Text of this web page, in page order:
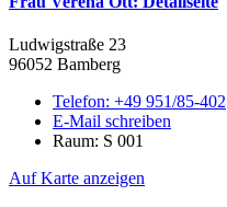
Ludwigstraße 23
96052 Bamberg
Telefon: +49 951/85-402
E-Mail schreiben
Raum: S 001
Auf Karte anzeigen